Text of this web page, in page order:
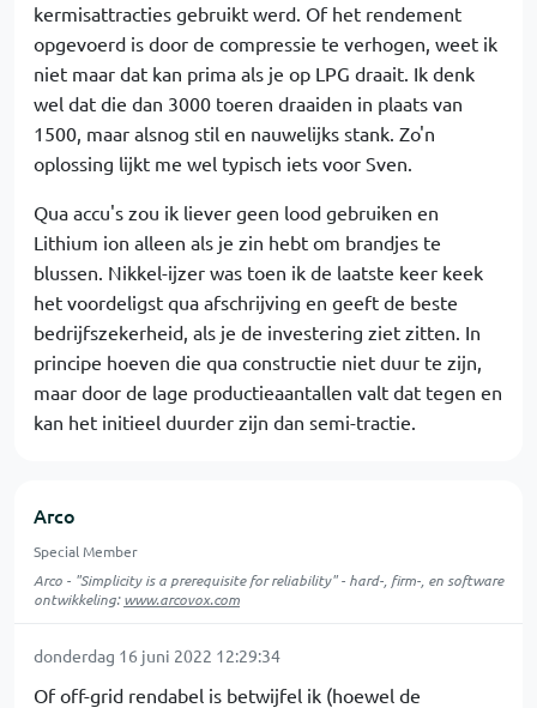
kermisattracties gebruikt werd. Of het rendement
opgevoerd is door de compressie te verhogen, weet ik
niet maar dat kan prima als je op LPG draait. Ik denk
wel dat die dan 3000 toeren draaiden in plaats van
1500, maar alsnog stil en nauwelijks stank. Zo'n
oplossing lijkt me wel typisch iets voor Sven.
Qua accu's zou ik liever geen lood gebruiken en
Lithium ion alleen als je zin hebt om brandjes te
blussen. Nikkel-ijzer was toen ik de laatste keer keek
het voordeligst qua afschrijving en geeft de beste
bedrijfszekerheid, als je de investering ziet zitten. In
principe hoeven die qua constructie niet duur te zijn,
maar door de lage productieaantallen valt dat tegen en
kan het initieel duurder zijn dan semi-tractie.
Arco
Special Member
Arco - "Simplicity is a prerequisite for reliability" - hard-, firm-, en software
ontwikkeling:www.arcovox.com
donderdag 16 juni 2022 12:29:34
Of off-grid rendabel is betwijfel ik (hoewel de